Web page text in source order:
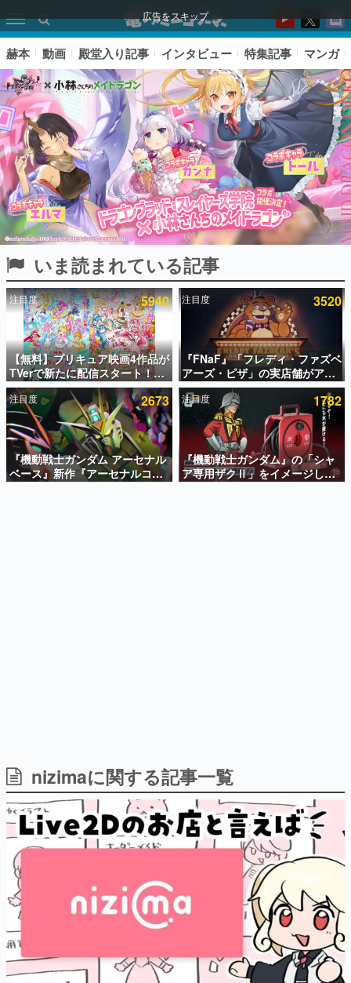
広告をスキップ
ピックアップ
電ファミのいま読まれている記事ランキング
アプリセール情報
インタビュー
連載・特集一覧
殿堂入り記事
SNS拡散数が数千以上！ ページビュー数万以上！ などな
ど。多くの人々に読まれた、電ファミ渾身の“殿堂入り”記
事をまとめました。
日本のモバイルゲーム史における主要なトピック・タイト
ルを網羅するほか、開発者へのインタビューや識者による
解説を掲載。約20年の歴史が一望できる決定版！
若ゲのいたり〜ゲームクリエイターの青春〜
『うつヌケ』『ペンと箸』等で知られるマンガ家・田中圭
一先生によるゲーム業界レポートマンガです。
なんでゲームは面白い？
ゲーム開発者・hamatsu氏がゲームの魅力を画面や操作の
具体的な形から解き明かしていく、硬派で骨太な評論連載
です。
「経験値」「裏技」「ラスボス」… ゲームにまつわる言葉
の起源や用法の変遷を、コンピューター文化史研究家・タ
イニーP氏が徹底調査。
赫本 動画 殿堂入り記事 インタビュー 特集記事 マンガ
いま読まれている記事
注目度 5940
【無料】プリキュア映画4作品が
TVerで新たに配信スタート！な
んと2018年～2024年の映画ほぼ
すべてが見放題に、ぶっちゃけ
ありえないラインナップ
注目度 3520
『FNaF』「フレディ・ファズベ
アーズ・ピザ」の実店舗がアメ
リカの商業施設「American
Dream」に2027年オープン！
ScottGamesとの共同開発、食
事だけでなくステージショーや
没入型のホラー体験も楽しめる
注目度 2673
『機動戦士ガンダム アーセナル
ベース』新作『アーセナルコマ
ンダー』発表！8月28日からオ
注目度 1782
『機動戦士ガンダム』の「シャ
ア専用ザクⅡ」をイメージした
散水ホースリールが予約開始。
Live2D公式マーケット『nizima』を使ったらVTuberへの壁がな
くなった。モデルの入手からオーダーメイドまで、公式だからこ